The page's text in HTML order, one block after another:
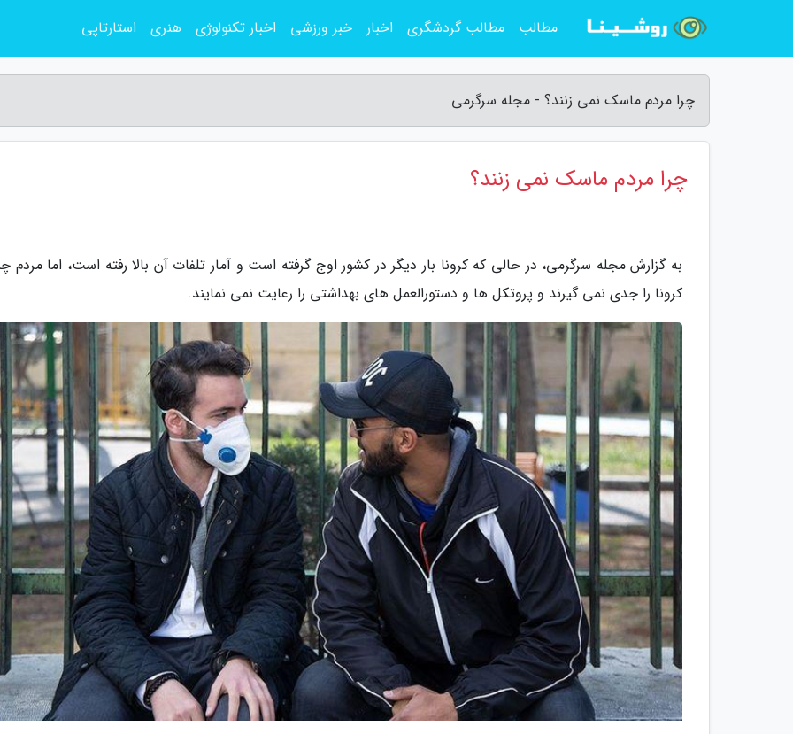
چرا مردم ماسک نمی زنند؟ - مجله سرگرمی
چرا مردم ماسک نمی زنند؟
به گزارش مجله سرگرمی، در حالی که کرونا بار دیگر در کشور اوج گرفته است و آمار تلفات آن بالا رفته است، اما مردم
کرونا را جدی نمی گیرند و پروتکل ها و دستورالعمل های بهداشتی را رعایت نمی نمایند.
مطالب مطالب گردشگری اخبار خبر ورزشی اخبار تکنولوژی هنری استارتاپی